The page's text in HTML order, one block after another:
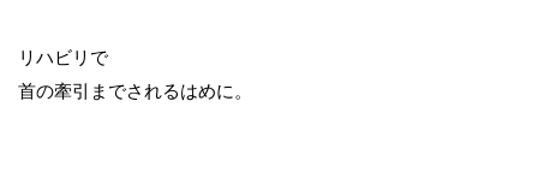
リハビリで
首の牽引までされるはめに。